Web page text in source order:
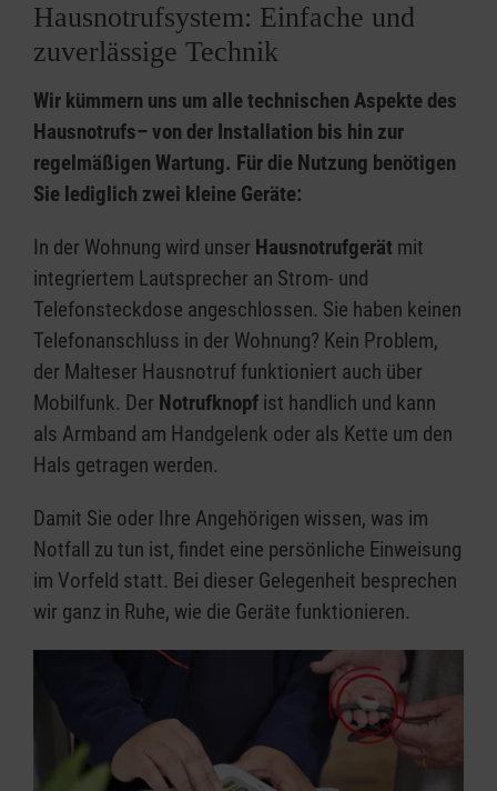
Hausnotrufsystem: Einfache und
zuverlässige Technik
Wir kümmern uns um alle technischen Aspekte des
Hausnotrufs– von der Installation bis hin zur
regelmäßigen Wartung. Für die Nutzung benötigen
Sie lediglich zwei kleine Geräte:
In der Wohnung wird unser Hausnotrufgerät mit
integriertem Lautsprecher an Strom- und
Telefonsteckdose angeschlossen. Sie haben keinen
Telefonanschluss in der Wohnung? Kein Problem,
der Malteser Hausnotruf funktioniert auch über
Mobilfunk. Der Notrufknopf ist handlich und kann
als Armband am Handgelenk oder als Kette um den
Hals getragen werden.
Damit Sie oder Ihre Angehörigen wissen, was im
Notfall zu tun ist, findet eine persönliche Einweisung
im Vorfeld statt. Bei dieser Gelegenheit besprechen
wir ganz in Ruhe, wie die Geräte funktionieren.